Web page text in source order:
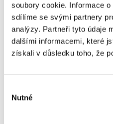
soubory cookie. Informace
sdílíme se svými partnery
analýzy. Partneři tyto údaje
dalšími informacemi, které
získali v důsledku toho, že
souhlasu
Nutné
18. 9.